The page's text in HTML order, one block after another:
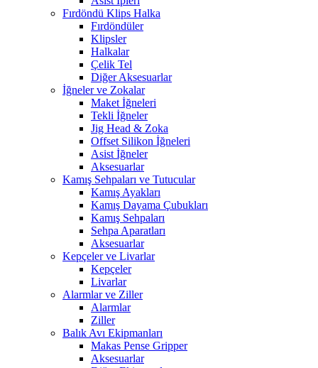
Fırdöndü Klips Halka
Fırdöndüler
Klipsler
Halkalar
Çelik Tel
Diğer Aksesuarlar
İğneler ve Zokalar
Maket İğneleri
Tekli İğneler
Jig Head & Zoka
Offset Silikon İğneleri
Asist İğneler
Aksesuarlar
Kamış Sehpaları ve Tutucular
Kamış Ayakları
Kamış Dayama Çubukları
Kamış Sehpaları
Sehpa Aparatları
Aksesuarlar
Kepçeler ve Livarlar
Kepçeler
Livarlar
Alarmlar ve Ziller
Alarmlar
Ziller
Balık Avı Ekipmanları
Makas Pense Gripper
Aksesuarlar